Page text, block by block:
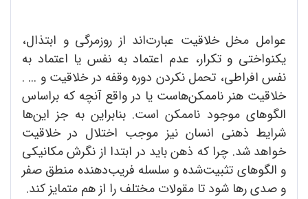
عوامل مخل خلاقیت عبارت‌اند از روزمرگی و ابتذال،
یکنواختی و تکرار، عدم اعتماد به نفس یا اعتماد به
نفس افراطی، تحمل نکردن دوره وقفه در خلاقیت و ... .
خلاقیت هنر ناممکن‌هاست یا در واقع آنچه که براساس
الگو‌های موجود ناممکن است. بنابراین به جز این‌ها
شرایط ذهنی انسان نیز موجب اختلال در خلاقیت
خواهد شد. چرا که ذهن باید در ابتدا از نگرش مکانیکی
و الگوهای تثبیت‌شده و سلسله‌ فریب‌دهنده منطق صفر
و صدی رها شود تا مقولات مختلف را از هم متمایز کند.